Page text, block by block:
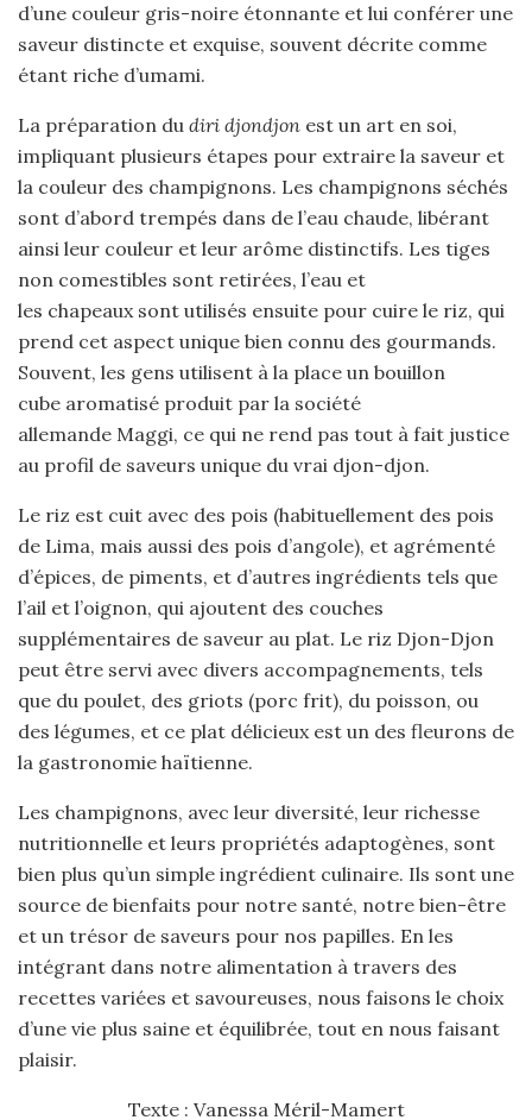
d’une couleur gris-noire étonnante et lui conférer une
saveur distincte et exquise, souvent décrite comme
étant riche d’umami.
La préparation du diri djondjon est un art en soi,
impliquant plusieurs étapes pour extraire la saveur et
la couleur des champignons. Les champignons séchés
sont d’abord trempés dans de l’eau chaude, libérant
ainsi leur couleur et leur arôme distinctifs. Les tiges
non comestibles sont retirées, l’eau et
les chapeaux sont utilisés ensuite pour cuire le riz, qui
prend cet aspect unique bien connu des gourmands.
Souvent, les gens utilisent à la place un bouillon
cube aromatisé produit par la société
allemande Maggi, ce qui ne rend pas tout à fait justice
au profil de saveurs unique du vrai djon-djon.
Le riz est cuit avec des pois (habituellement des pois
de Lima, mais aussi des pois d’angole), et agrémenté
d’épices, de piments, et d’autres ingrédients tels que
l’ail et l’oignon, qui ajoutent des couches
supplémentaires de saveur au plat. Le riz Djon-Djon
peut être servi avec divers accompagnements, tels
que du poulet, des griots (porc frit), du poisson, ou
des légumes, et ce plat délicieux est un des fleurons de
la gastronomie haïtienne.
Les champignons, avec leur diversité, leur richesse
nutritionnelle et leurs propriétés adaptogènes, sont
bien plus qu’un simple ingrédient culinaire. Ils sont une
source de bienfaits pour notre santé, notre bien-être
et un trésor de saveurs pour nos papilles. En les
intégrant dans notre alimentation à travers des
recettes variées et savoureuses, nous faisons le choix
d’une vie plus saine et équilibrée, tout en nous faisant
plaisir.
Texte : Vanessa Méril-Mamert